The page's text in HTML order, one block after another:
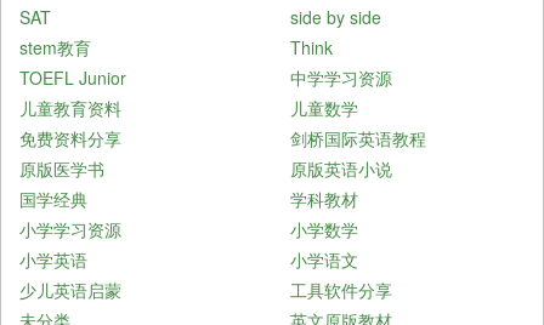
SAT
side by side
stem教育
Think
TOEFL Junior
中学学习资源
儿童教育资料
儿童数学
免费资料分享
剑桥国际英语教程
原版医学书
原版英语小说
国学经典
学科教材
小学学习资源
小学数学
小学英语
小学语文
少儿英语启蒙
工具软件分享
未分类
英文原版教材